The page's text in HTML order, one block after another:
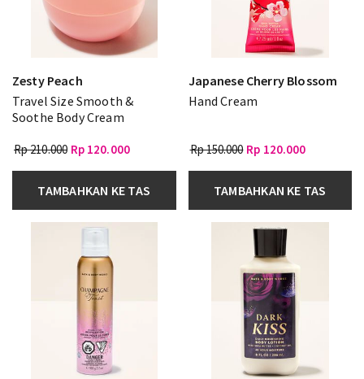
Zesty Peach
Travel Size Smooth &
Soothe Body Cream
Rp 210.000 Rp 120.000
TAMBAHKAN KE TAS
Japanese Cherry Blossom
Hand Cream
Rp 150.000 Rp 120.000
TAMBAHKAN KE TAS